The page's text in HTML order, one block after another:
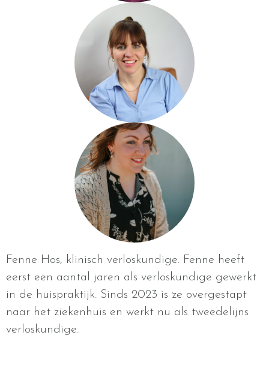
Fenne Hos, klinisch verloskundige. Fenne heeft
eerst een aantal jaren als verloskundige gewerkt
in de huispraktijk. Sinds 2023 is ze overgestapt
naar het ziekenhuis en werkt nu als tweedelijns
verloskundige.